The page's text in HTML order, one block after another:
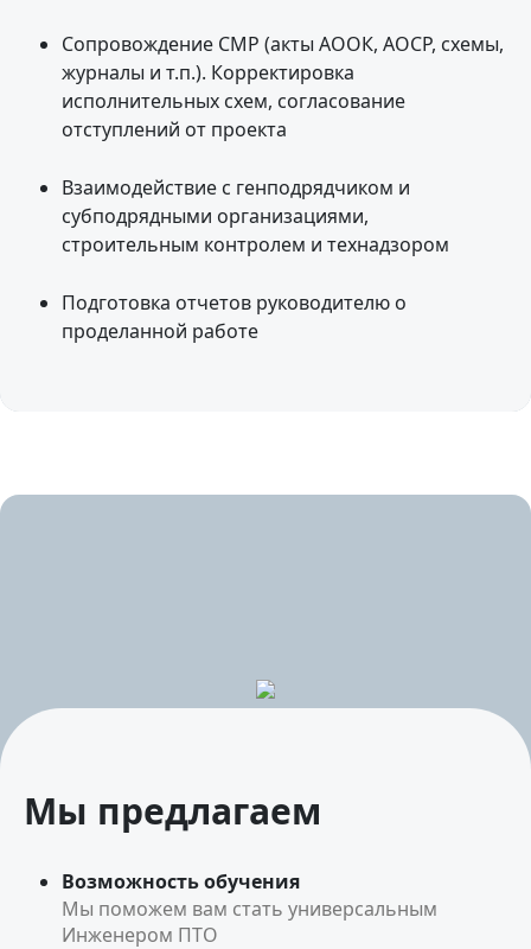
Сопровождение СМР (акты АООК, АОСР, схемы,
журналы и т.п.). Корректировка
исполнительных схем, согласование
отступлений от проекта
Взаимодействие с генподрядчиком и
субподрядными организациями,
строительным контролем и технадзором
Подготовка отчетов руководителю о
проделанной работе
Мы предлагаем
Возможность обучения
Мы поможем вам стать универсальным
Инженером ПТО